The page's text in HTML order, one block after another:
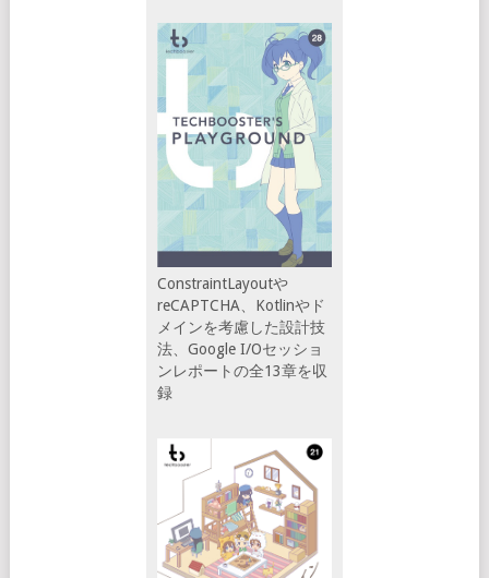
ConstraintLayoutや
reCAPTCHA、Kotlinやド
メインを考慮した設計技
法、Google I/Oセッショ
ンレポートの全13章を収
録